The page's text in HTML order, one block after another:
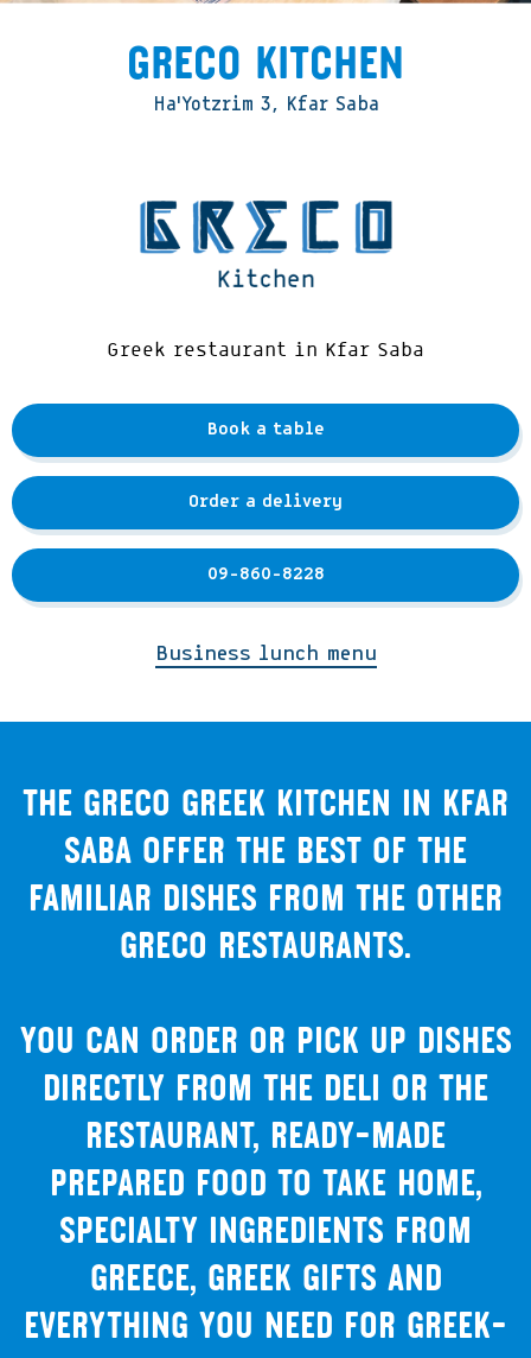
Greco Kitchen
Ha’Yotzrim 3, Kfar Saba
Greek restaurant in Kfar Saba
Book a table
Order a delivery
09-860-8228
Business lunch menu
The Greco Greek kitchen in Kfar
Saba offer the best of the
familiar dishes from the other
Greco restaurants.
You can order or pick up dishes
directly from the deli or the
restaurant, ready-made
prepared food to take home,
specialty ingredients from
Greece, Greek gifts and
everything you need for Greek-